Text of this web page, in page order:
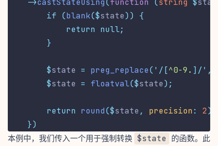
->castStateUsing(function (string $
if
(blank($state))
{
return null;
}
$state = preg_replace( '/[^0-9. ]/' ,
$state = floatval($state);
return round($state , precision: 2);
})
本例中，我们传入一个用于强制转换 $state 的函数。此